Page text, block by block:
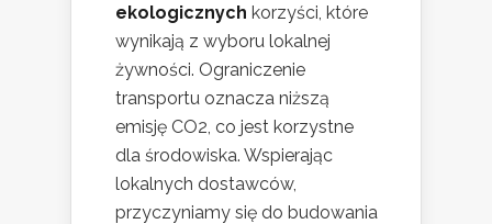
ekologicznych korzyści, które
wynikają z wyboru lokalnej
żywności. Ograniczenie
transportu oznacza niższą
emisję CO2, co jest korzystne
dla środowiska. Wspierając
lokalnych dostawców,
przyczyniamy się do budowania